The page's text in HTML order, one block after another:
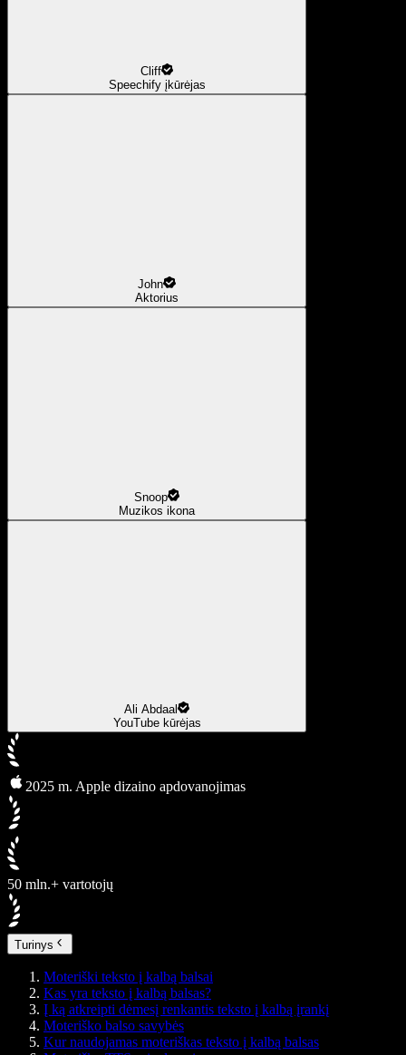
Cliff
Speechify įkūrėjas
John
Aktorius
Snoop
Muzikos ikona
Ali Abdaal
YouTube kūrėjas
2025 m. Apple dizaino apdovanojimas
50 mln.+ vartotojų
Turinys
Moteriški teksto į kalbą balsai
Kas yra teksto į kalbą balsas?
Į ką atkreipti dėmesį renkantis teksto į kalbą įrankį
Moteriško balso savybės
Kur naudojamas moteriškas teksto į kalbą balsas